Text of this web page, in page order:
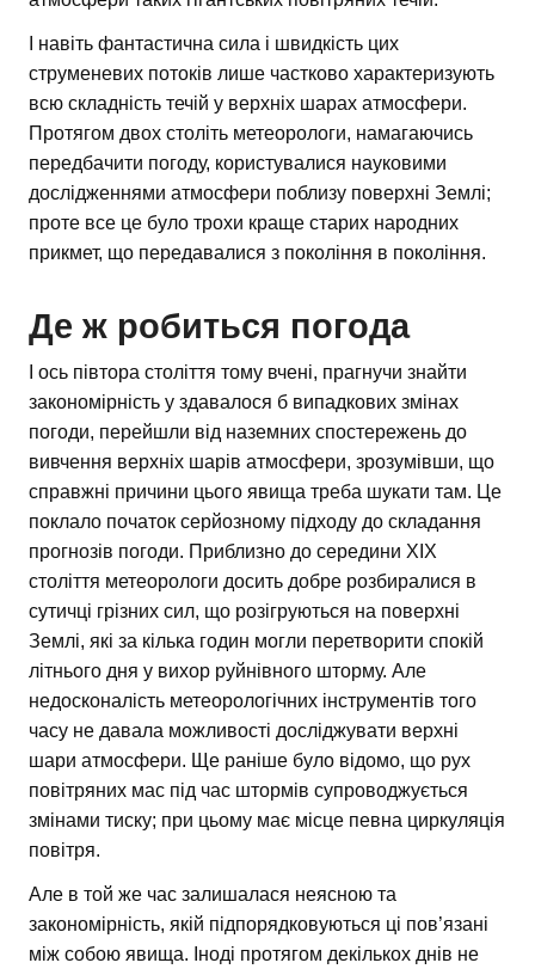
І навіть фантастична сила і швидкість цих
струменевих потоків лише частково характеризують
всю складність течій у верхніх шарах атмосфери.
Протягом двох століть метеорологи, намагаючись
передбачити погоду, користувалися науковими
дослідженнями атмосфери поблизу поверхні Землі;
проте все це було трохи краще старих народних
прикмет, що передавалися з покоління в покоління.
Де ж робиться погода
І ось півтора століття тому вчені, прагнучи знайти
закономірність у здавалося б випадкових змінах
погоди, перейшли від наземних спостережень до
вивчення верхніх шарів атмосфери, зрозумівши, що
справжні причини цього явища треба шукати там. Це
поклало початок серйозному підходу до складання
прогнозів погоди. Приблизно до середини XIX
століття метеорологи досить добре розбиралися в
сутичці грізних сил, що розігруються на поверхні
Землі, які за кілька годин могли перетворити спокій
літнього дня у вихор руйнівного шторму. Але
недосконалість метеорологічних інструментів того
часу не давала можливості досліджувати верхні
шари атмосфери. Ще раніше було відомо, що рух
повітряних мас під час штормів супроводжується
змінами тиску; при цьому має місце певна циркуляція
повітря.
Але в той же час залишалася неясною та
закономірність, якій підпорядковуються ці пов’язані
між собою явища. Іноді протягом декількох днів не